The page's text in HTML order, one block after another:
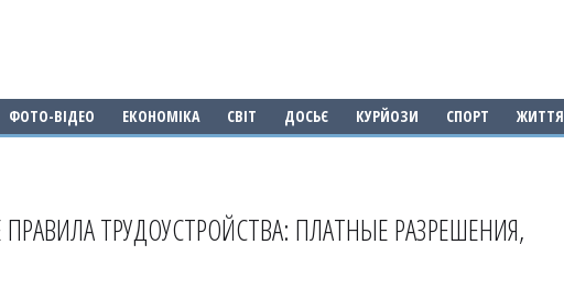
ФОТО-ВІДЕО ЕКОНОМІКА СВІТ ДОСЬЄ КУРЙОЗИ СПОРТ ЖИТТЯ
ТРУДОУСТРОЙСТВА: ПЛАТНЫЕ РАЗРЕШЕНИЯ,